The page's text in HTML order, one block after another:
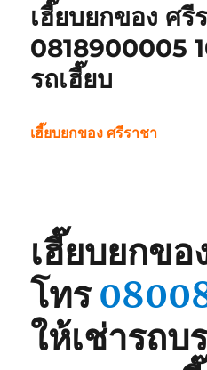
เฮี๊ยบยกของ ศรี
0818900005
รถเฮี๊ยบ
เฮี๊ยบยกของ ศรีราชา
เฮี๊ยบยกขอ
โทร
ให้เช่ารถบ